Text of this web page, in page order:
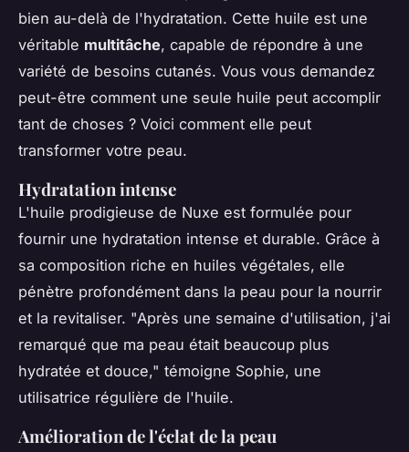
bien au-delà de l'hydratation. Cette huile est une
véritable multitâche, capable de répondre à une
variété de besoins cutanés. Vous vous demandez
peut-être comment une seule huile peut accomplir
tant de choses ? Voici comment elle peut
transformer votre peau.
Hydratation intense
L'huile prodigieuse de Nuxe est formulée pour
fournir une hydratation intense et durable. Grâce à
sa composition riche en huiles végétales, elle
pénètre profondément dans la peau pour la nourrir
et la revitaliser. "Après une semaine d'utilisation, j'ai
remarqué que ma peau était beaucoup plus
hydratée et douce," témoigne Sophie, une
utilisatrice régulière de l'huile.
Amélioration de l'éclat de la peau